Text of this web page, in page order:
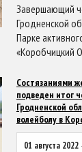
Завершающий
Гродненской
Парке
«Коробчицкий
Состязаниями
подведен итог
Гродненской
волейболу в
01 августа 2022